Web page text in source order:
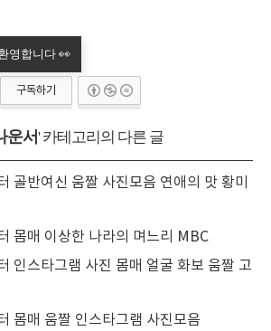
구독하기
운서' 카테고리의 다른 글
골반여신 움짤 사진모음 연애의 맛 황미
몸매 이상한 나라의 며느리 MBC
인스타그램 사진 몸매 얼굴 화보 움짤 고
몸매 움짤 인스타그램 사진모음